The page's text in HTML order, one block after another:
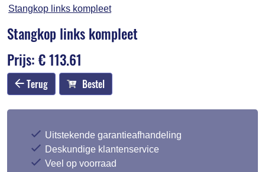
Stangkop links kompleet
Stangkop links kompleet
Prijs: € 113.61
Terug Bestel
Uitstekende garantieafhandeling
Deskundige klantenservice
Veel op voorraad